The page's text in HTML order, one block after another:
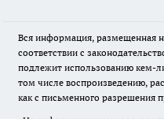
Вся информация, размещенная
соответствии с
подлежит использованию кем-
том числе воспроизведению,
как с письменного разрешения